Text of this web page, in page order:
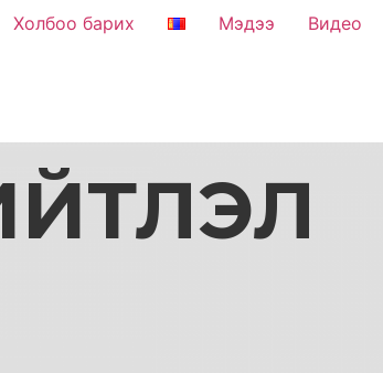
Холбоо барих Мэдээ Видео